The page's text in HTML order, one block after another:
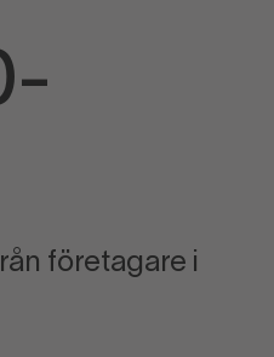
företagare i